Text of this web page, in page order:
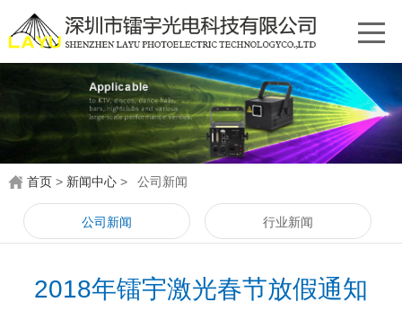
首页 > 新闻中心 > 公司新闻
公司新闻 行业新闻
2018年镭宇激光春节放假通知